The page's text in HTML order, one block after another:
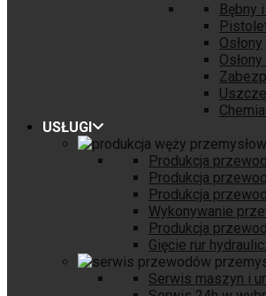
Bębny
Osłony
USŁUGI
Produkcja
Produkcja
Produkcja
Wykonywanie
Produkcja
Gięcie rur
Serwis maszyn i